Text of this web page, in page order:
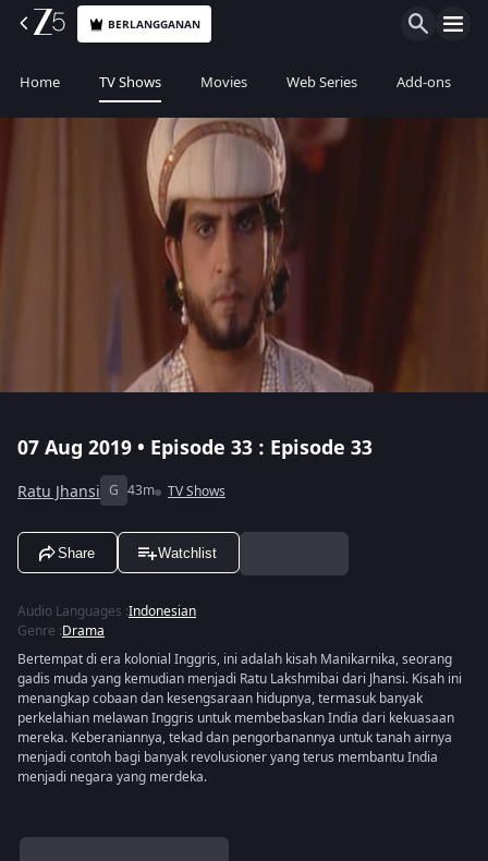
BERLANGGANAN
Home TV Shows Movies Web Series Add-ons
07 Aug 2019 • Episode 33 : Episode 33
Ratu Jhansi G 43m TV Shows
Share Watchlist
Audio Languages :Indonesian
Genre :Drama
Bertempat di era kolonial Inggris, ini adalah kisah Manikarnika, seorang
gadis muda yang kemudian menjadi Ratu Lakshmibai dari Jhansi. Kisah ini
menangkap cobaan dan kesengsaraan hidupnya, termasuk banyak
perkelahian melawan Inggris untuk membebaskan India dari kekuasaan
mereka. Keberaniannya, tekad dan pengorbanannya untuk tanah airnya
menjadi contoh bagi banyak revolusioner yang terus membantu India
menjadi negara yang merdeka.